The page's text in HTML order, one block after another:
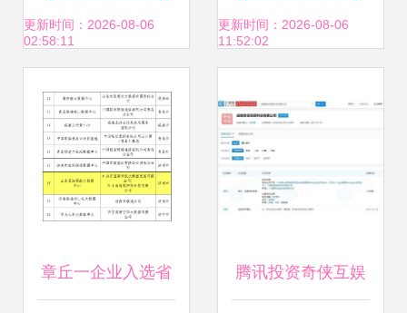
谱——互联网软硬
景
更新时间：2026-08-06
02:58:11
构建与互联网软硬
更新时间：2026-08-06
11:52:02
章丘一企业入选省 腾讯投资奇侠互娱